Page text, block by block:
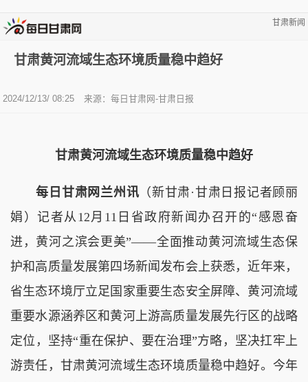
甘肃新闻
甘肃黄河流域生态环境质量稳中趋好
2024/12/13/ 08:25 来源：每日甘肃网-甘肃日报
甘肃黄河流域生态环境质量稳中趋好
每日甘肃网兰州讯 （新甘肃·甘肃日报记者顾丽
娟）记者从12月11日省政府新闻办召开的“感恩奋
进，黄河之滨会更美”——全面推动黄河流域生态保
护和高质量发展第四场新闻发布会上获悉，近年来，
省生态环境厅立足国家重要生态安全屏障、黄河流域
重要水源涵养区和黄河上游高质量发展先行区的战略
定位，坚持“重在保护、要在治理”方略，坚决扛牢上
游责任，甘肃黄河流域生态环境质量稳中趋好。今年